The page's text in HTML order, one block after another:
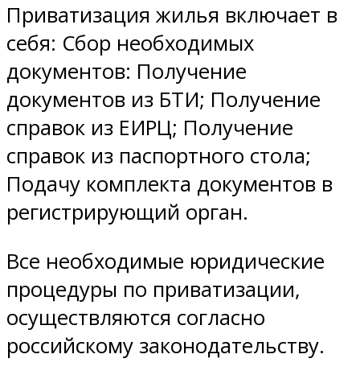
Приватизация жилья включает в
себя: Сбор необходимых
документов: Получение
документов из БТИ; Получение
справок из ЕИРЦ; Получение
справок из паспортного стола;
Подачу комплекта документов в
регистрирующий орган.
Все необходимые юридические
процедуры по приватизации,
осуществляются согласно
российскому законодательству.